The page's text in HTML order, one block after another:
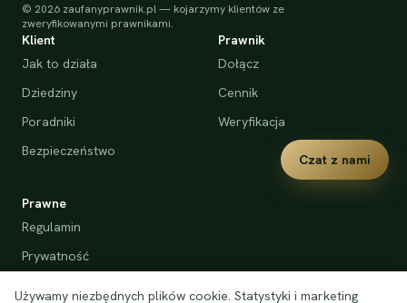
© 2026 zaufanyprawnik.pl — kojarzymy klientów ze
zweryfikowanymi prawnikami.
Klient
Jak to działa
Dziedziny
Poradniki
Bezpieczeństwo
Prawnik
Dołącz
Cennik
Weryfikacja
Prawne
Regulamin
Prywatność
Czat z nami
Używamy niezbędnych plików cookie. Statystyki i marketing